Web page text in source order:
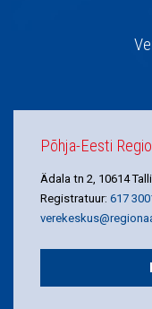
Põhja-Eesti
Ädala tn 2, 10614
Registratuur: 617